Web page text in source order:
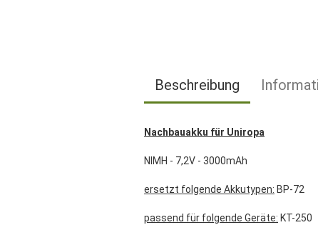
Beschreibung
Nachbauakku für Uniropa
NIMH - 7,2V - 3000mAh
ersetzt folgende Akkutypen: BP-72
passend für folgende Geräte: KT-250